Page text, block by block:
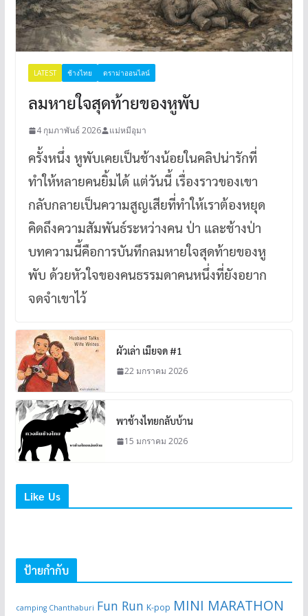
LATEST ช้างไทย ดราม่าออนไลน์
ลมหายใจสุดท้ายของหูพับ
4 กุมภาพันธ์ 2026 แม่หมีอุมา
ครั้งหนึ่ง หูพับเคยเป็นช้างน้อยในคลิปน่ารักที่
ทำให้หลายคนยิ้มได้ แต่วันนี้ เรื่องราวของเขา
กลับกลายเป็นความสูญเสียที่ทำให้เราต้องหยุด
คิดถึงความสัมพันธ์ระหว่างคน ป่า และช้างป่า
บทความนี้คือการบันทึกลมหายใจสุดท้ายของหู
พับ ด้วยหัวใจของคนธรรมดาคนหนึ่งที่ยังอยาก
จดจำเขาไว้
ผัวเล่า เมียจด #1
22 มกราคม 2026
พาช้างไทยกลับบ้าน
15 มกราคม 2026
Like Us
ป้ายกำกับ
camping Chanthaburi Fun Run K-pop MINI MARATHON